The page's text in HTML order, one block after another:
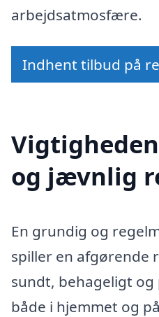
arbejdsatmosfære.
Indhent tilbud på
og jævnlig
En grundig og
spiller en afgørende
sundt, behageligt
både i hjemmet og